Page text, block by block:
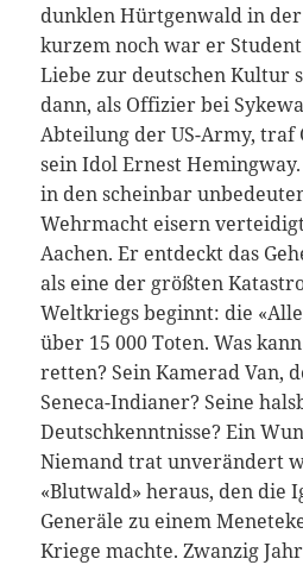
dunklen Hürtgenwald in der
kurzem noch war er
Liebe zur deutschen Kultur
dann, als Offizier bei
Abteilung der US-Army, traf
sein Idol Ernest
in den scheinbar
Wehrmacht eisern
Aachen. Er entdeckt das
als eine der größten
Weltkriegs beginnt: die
über 15 000 Toten. Was
retten? Sein Kamerad Van,
Seneca-Indianer? Seine
Deutschkenntnisse? Ein
Niemand trat unverändert
«Blutwald» heraus, den die
Generäle zu einem
Kriege machte. Zwanzig